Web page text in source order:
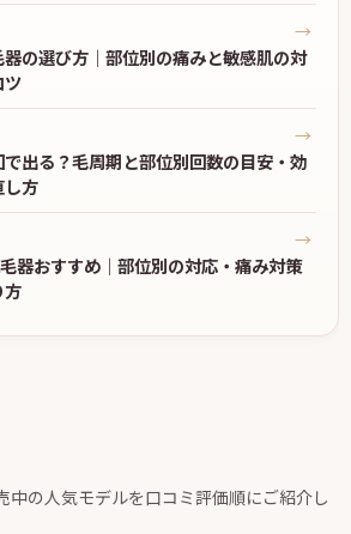
の選び方｜部位別の痛みと敏感肌の対
ツ
→
出る？毛周期と部位別回数の目安・効
し方
→
器おすすめ｜部位別の対応・痛み対策
方
→
中の人気モデルを口コミ評価順にご紹介し